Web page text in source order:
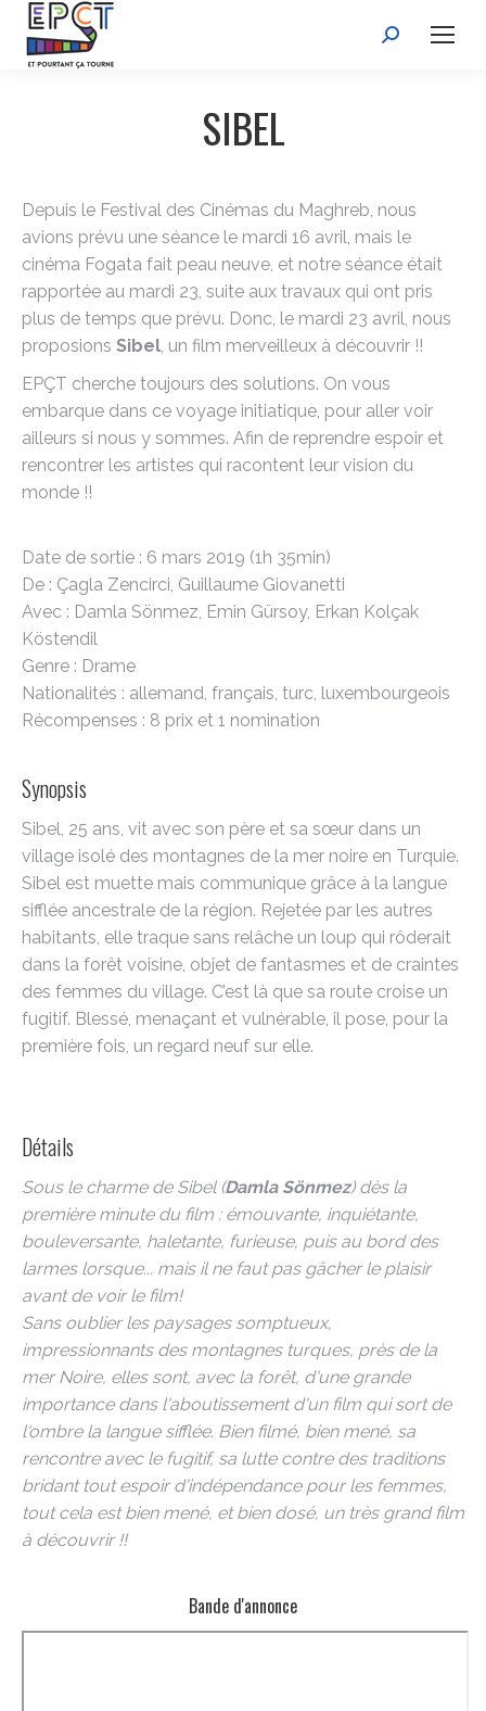
Recherche
SIBEL
Depuis le Festival des Cinémas du Maghreb, nous
avions prévu une séance le mardi 16 avril, mais le
cinéma Fogata fait peau neuve, et notre séance était
rapportée au mardi 23, suite aux travaux qui ont pris
plus de temps que prévu. Donc, le mardi 23 avril, nous
proposions Sibel, un film merveilleux à découvrir !!
EPÇT cherche toujours des solutions. On vous
embarque dans ce voyage initiatique, pour aller voir
ailleurs si nous y sommes. Afin de reprendre espoir et
rencontrer les artistes qui racontent leur vision du
monde !!
Date de sortie : 6 mars 2019 (1h 35min)
De : Çagla Zencirci, Guillaume Giovanetti
Avec : Damla Sönmez, Emin Gürsoy, Erkan Kolçak
Köstendil
Genre : Drame
Nationalités : allemand, français, turc, luxembourgeois
Récompenses : 8 prix et 1 nomination
Synopsis
Sibel, 25 ans, vit avec son père et sa sœur dans un
village isolé des montagnes de la mer noire en Turquie.
Sibel est muette mais communique grâce à la langue
sifflée ancestrale de la région. Rejetée par les autres
habitants, elle traque sans relâche un loup qui rôderait
dans la forêt voisine, objet de fantasmes et de craintes
des femmes du village. C’est là que sa route croise un
fugitif. Blessé, menaçant et vulnérable, il pose, pour la
première fois, un regard neuf sur elle.
Détails
Sous le charme de Sibel (Damla Sönmez) dès la
première minute du film : émouvante, inquiétante,
bouleversante, haletante, furieuse, puis au bord des
larmes lorsque... mais il ne faut pas gâcher le plaisir
avant de voir le film!
Sans oublier les paysages somptueux,
impressionnants des montagnes turques, près de la
mer Noire, elles sont, avec la forêt, d'une grande
importance dans l'aboutissement d'un film qui sort de
l'ombre la langue sifflée. Bien filmé, bien mené, sa
rencontre avec le fugitif, sa lutte contre des traditions
bridant tout espoir d'indépendance pour les femmes,
tout cela est bien mené, et bien dosé, un très grand film
à découvrir !!
Bande d'annonce